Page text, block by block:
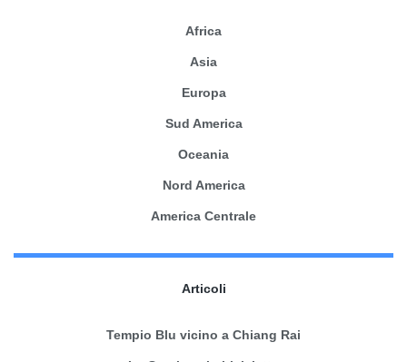
Africa
Asia
Europa
Sud America
Oceania
Nord America
America Centrale
Articoli
Tempio Blu vicino a Chiang Rai